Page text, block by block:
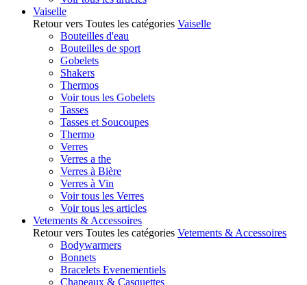
Vaiselle
Retour vers Toutes les catégories Vaiselle
Bouteilles d'eau
Bouteilles de sport
Gobelets
Shakers
Thermos
Voir tous les Gobelets
Tasses
Tasses et Soucoupes
Thermo
Verres
Verres a the
Verres à Bière
Verres à Vin
Voir tous les Verres
Voir tous les articles
Vetements & Accessoires
Retour vers Toutes les catégories Vetements & Accessoires
Bodywarmers
Bonnets
Bracelets Evenementiels
Chapeaux & Casquettes